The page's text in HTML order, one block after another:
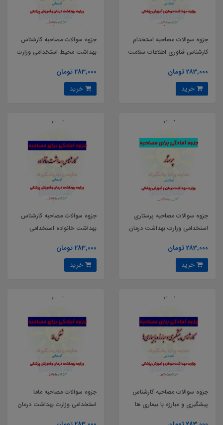
جزوه سوالات مصاحبه استخدام
کارشناس فناوری اطلاعات سلامت
283,000 تومان
جزوه سوالات مصاحبه کارشناس
بهداشت محیط استخدامی وزارت
283,000 تومان
جزوه سوالات مصاحبه پرستاری
استخدامی وزارت بهداشت درمان
283,000 تومان
جزوه سوالات مصاحبه کارشناس
بهداشت خانواده استخدامی
پزشکی
283,000 تومان
جزوه سوالات مصاحبه کارشناس
پیشگیری و مبارزه با بیماری ها
جزوه سوالات مصاحبه ماما
استخدامی وزارت بهداشت درمان